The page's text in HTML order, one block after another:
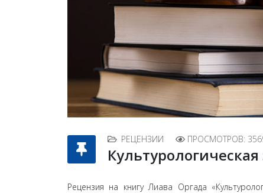
РЕЦЕНЗИИ ПРОСМОТРОВ:
Рецензия на книгу Лиава Оргада